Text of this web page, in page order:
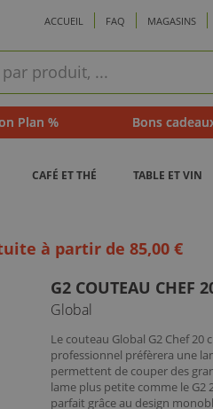
ACCUEIL FAQ MAGASINS
Plan % Bons
CAFÉ ET THÉ TABLE ET VIN
à partir de 85,00 €
G2 COUTEAU CHEF
Global
Le couteau Global G2 Chef
professionnel préfèrera une
permettent de couper des
lame plus petite comme le G2
parfait grâce au design